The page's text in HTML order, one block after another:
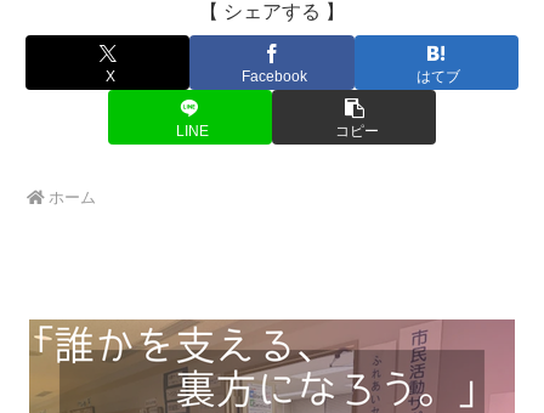
【 シェアする 】
X Facebook はてブ
LINE コピー
ホーム